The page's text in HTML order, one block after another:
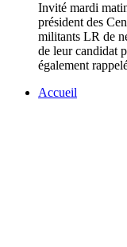
Invité mardi
président des
militants LR de
de leur candidat
également
Accueil